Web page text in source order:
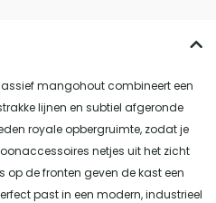
mangohout combineert een
lijnen en subtiel afgeronde
royale opbergruimte, zodat je
netjes uit het zicht
op de fronten geven de kast een
past in een modern, industrieel